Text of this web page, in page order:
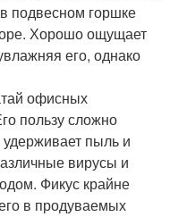
подвесном горшке
Хорошо ощущает
его, однако
офисных
пользу сложно
удерживает пыль и
вирусы и
Фикус крайне
в продуваемых